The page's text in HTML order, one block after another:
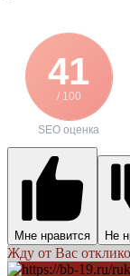
41
/ 100
SEO оценка
Мне нравится Не
Жду от Вас